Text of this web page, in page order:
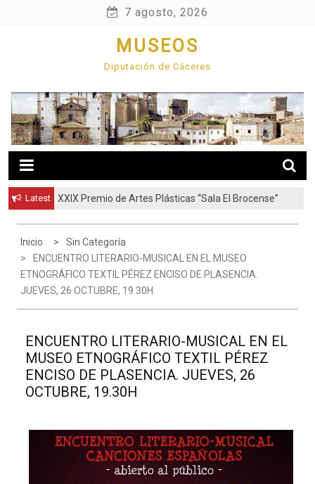
7 agosto, 2026
MUSEOS
Diputación de Cáceres
Latest XXIX Premio de Artes Plásticas “Sala El Brocense”
Inicio
Sin Categoría
ENCUENTRO LITERARIO-MUSICAL EN EL MUSEO
ETNOGRÁFICO TEXTIL PÉREZ ENCISO DE PLASENCIA.
JUEVES, 26 OCTUBRE, 19.30H
ENCUENTRO LITERARIO-MUSICAL EN EL
MUSEO ETNOGRÁFICO TEXTIL PÉREZ
ENCISO DE PLASENCIA. JUEVES, 26
OCTUBRE, 19.30H